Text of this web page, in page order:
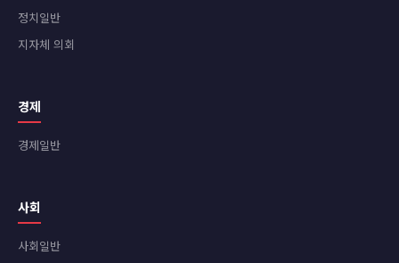
정치일반
지자체 의회
경제
경제일반
사회
사회일반